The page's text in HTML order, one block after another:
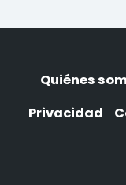
Quiénes
Privacidad